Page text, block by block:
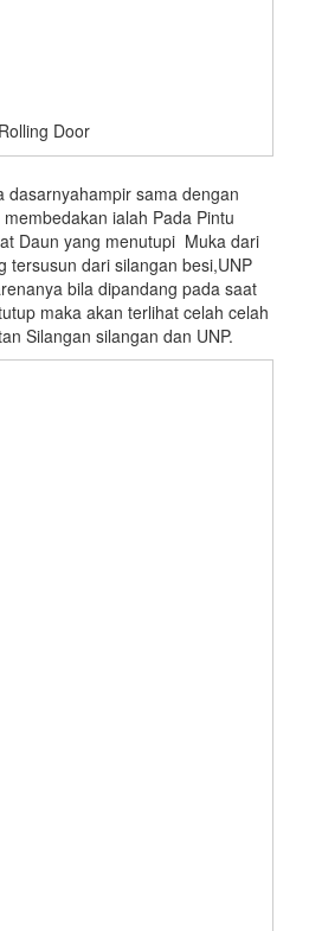
Rolling Door
dasarnyahampir sama dengan
ialah Pada Pintu
Daun yang menutupi Muka dari
tersusun dari silangan besi,UNP
bila dipandang pada saat
maka akan terlihat celah celah
Silangan silangan dan UNP.